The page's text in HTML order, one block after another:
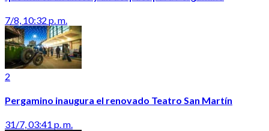
7/8, 10:32 p. m.
2
Pergamino inaugura el renovado Teatro San Martín
31/7, 03:41 p. m.